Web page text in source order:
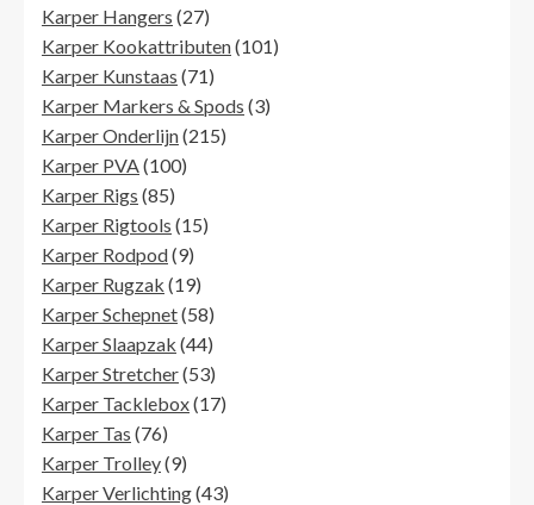
producten
Karper Hangers 2727
producten
Karper Kookattributen 101101
Karper Kunstaas 7171
producten
Karper Markers & Spods 33
Karper Onderlijn 215215
Karper PVA 100100
Karper Rigs 8585
producten
Karper Rigtools 1515
Karper Rodpod 99
producten
Karper Rugzak 1919
producten
Karper Schepnet 5858
producten
Karper Slaapzak 4444
producten
Karper Stretcher 5353
producten
Karper Tacklebox 1717
Karper Tas 7676
producten
Karper Trolley 99
producten
Karper Verlichting 4343